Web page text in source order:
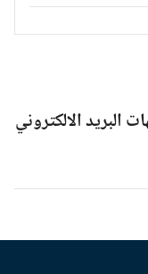
الالكتروني